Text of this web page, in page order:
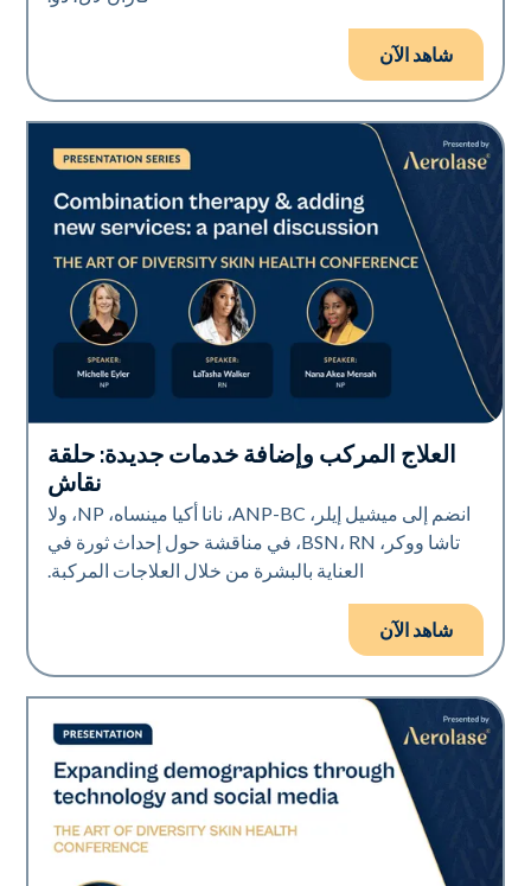
شاهد الآن
Art of Diversity
العلاج المركب وإضافة خدمات جديدة: حلقة
نقاش
انضم إلى ميشيل إيلر، ANP-BC، نانا أكيا مينساه، NP، ولا
تاشا ووكر، BSN، RN، في مناقشة حول إحداث ثورة في
العناية بالبشرة من خلال العلاجات المركبة.
شاهد الآن